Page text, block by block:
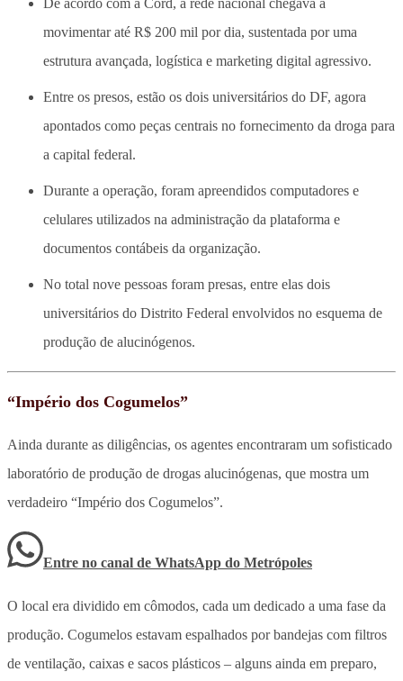
movimentar até R$ 200 mil por dia, sustentada por uma
estrutura avançada, logística e marketing digital agressivo.
Entre os presos, estão os dois universitários do DF, agora
apontados como peças centrais no fornecimento da droga para
a capital federal.
Durante a operação, foram apreendidos computadores e
celulares utilizados na administração da plataforma e
documentos contábeis da organização.
No total nove pessoas foram presas, entre elas dois
universitários do Distrito Federal envolvidos no esquema de
produção de alucinógenos.
“Império dos Cogumelos”
Ainda durante as diligências, os agentes encontraram um sofisticado
laboratório de produção de drogas alucinógenas, que mostra um
verdadeiro “Império dos Cogumelos”.
Entre no canal de WhatsApp do Metrópoles
O local era dividido em cômodos, cada um dedicado a uma fase da
produção. Cogumelos estavam espalhados por bandejas com filtros
de ventilação, caixas e sacos plásticos – alguns ainda em preparo,